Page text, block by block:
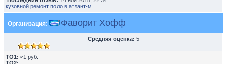
кузовной ремонт поло в атлант-м
Организация: Фаворит Хофф
Средняя оценка: 5
TO1: ≈1 руб.